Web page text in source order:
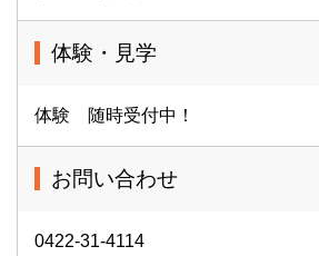
体験・見学
体験 随時受付中！
お問い合わせ
0422-31-4114